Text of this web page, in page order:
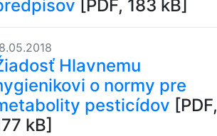
[PDF, 183 kB]
Hlavnemu
o normy pre
pesticídov [PDF,
kB]